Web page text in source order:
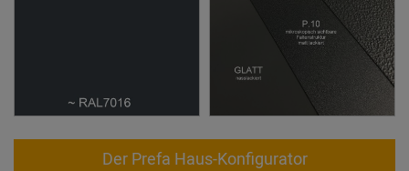
Der Prefa Haus-Konfigurator